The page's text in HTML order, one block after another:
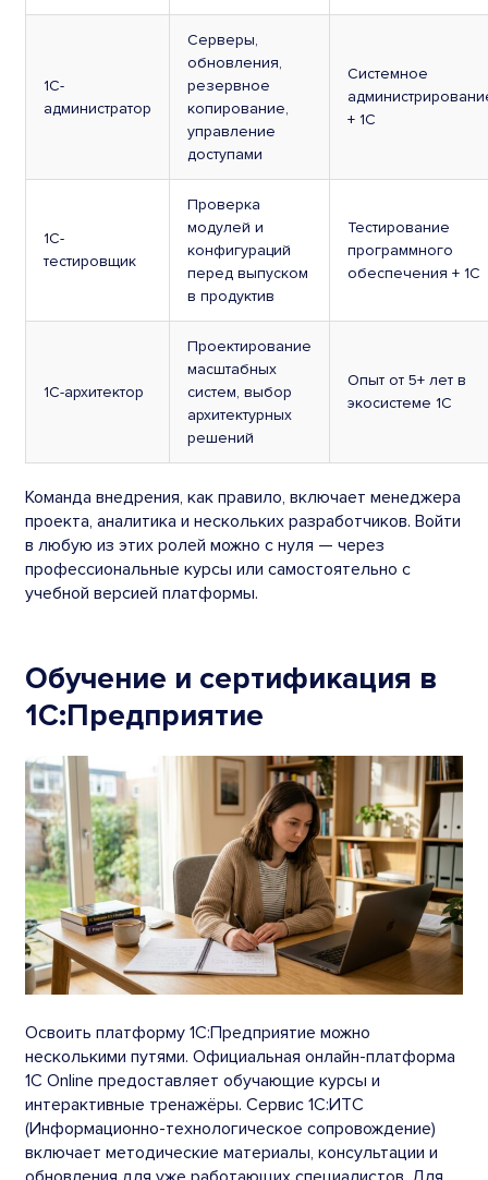
1С-
администратор
Серверы,
обновления,
резервное
копирование,
управление
доступами
Системное
+ 1С
1С-
тестировщик
Проверка
модулей и
конфигураций
перед выпуском
в продуктив
Тестирование
программного
обеспечения + 1С
1С-архитектор
Проектирование
масштабных
систем, выбор
архитектурных
решений
Опыт от 5+ лет в
экосистеме 1С
Команда внедрения, как правило, включает менеджера
проекта, аналитика и нескольких разработчиков. Войти
в любую из этих ролей можно с нуля — через
профессиональные курсы или самостоятельно с
учебной версией платформы.
Обучение и сертификация в
1С:Предприятие
Освоить платформу 1С:Предприятие можно
несколькими путями. Официальная онлайн-платформа
1С Online предоставляет обучающие курсы и
интерактивные тренажёры. Сервис 1С:ИТС
(Информационно-технологическое сопровождение)
включает методические материалы, консультации и